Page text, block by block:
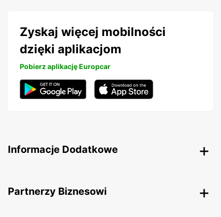
Zyskaj więcej mobilności
dzięki aplikacjom
Pobierz aplikację Europcar
Informacje Dodatkowe
Partnerzy Biznesowi